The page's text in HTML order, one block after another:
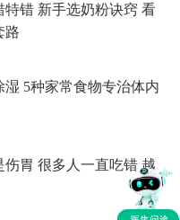
错 新手选奶粉诀窍 看
路
5种家常食物专治体内
胃 很多人一直吃错 越